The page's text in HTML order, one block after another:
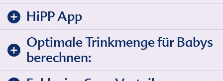
HiPP App
Optimale Trinkmenge für Babys
berechnen: